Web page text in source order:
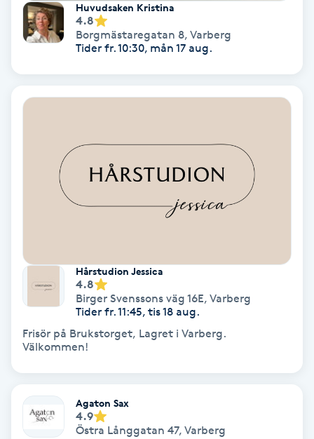
Samtalsterapi
Senioryoga
Singelfransar
Sjukgymnastik
Skinbooster
Skoinlägg
Skägg
Skäggfärgning
Huvudsaken Kristina
4.8
Borgmästaregatan 8, Varberg
Tider fr. 10:30, mån 17 aug.
Hårstudion Jessica
4.8
Birger Svenssons väg 16E, Varberg
Tider fr. 11:45, tis 18 aug.
Frisör på Brukstorget, Lagret i Varberg.
Välkommen!
Agaton Sax
4.9
Östra Långgatan 47, Varberg